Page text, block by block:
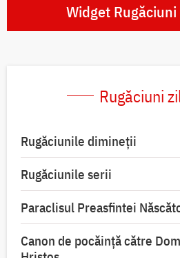
Widget
Rugăciuni
Rugăciunile dimineții
Rugăciunile serii
Paraclisul Preasfintei
Canon de pocăință către